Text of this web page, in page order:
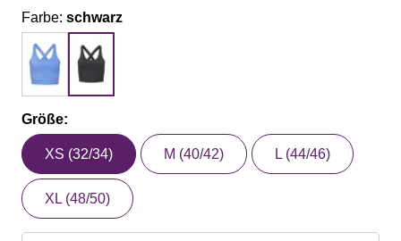
Farbe: schwarz
Größe:
XS (32/34) M (40/42) L (44/46)
XL (48/50)